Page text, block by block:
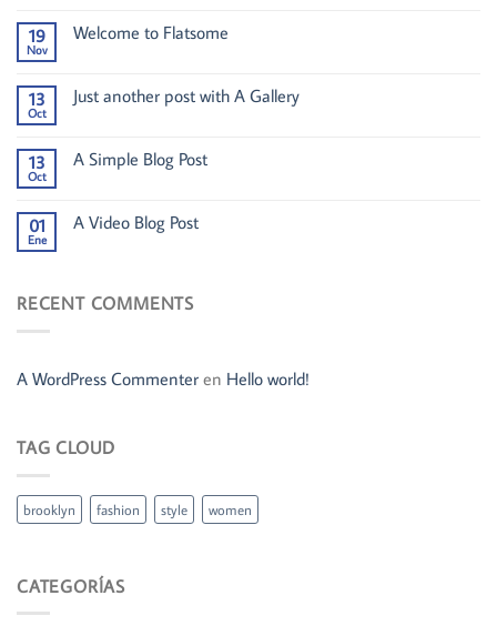
19
Nov
Welcome to Flatsome
13
Oct
Just another post with A Gallery
13
Oct
A Simple Blog Post
01
Ene
A Video Blog Post
RECENT COMMENTS
A WordPress Commenter en Hello world!
TAG CLOUD
brooklyn fashion style women
CATEGORÍAS